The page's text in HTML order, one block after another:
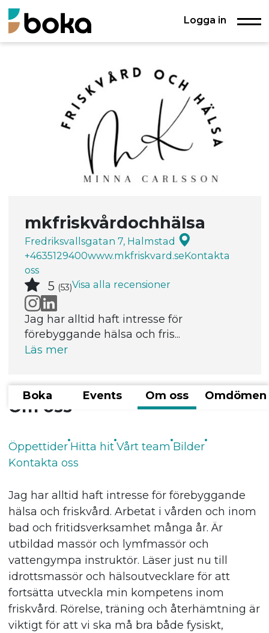
Logga in
mkfriskvårdochhälsa
Fredriksvallsgatan 7, Halmstad
+4635129400www.mkfriskvard.seKontakta
oss
5 (53)Visa alla recensioner
Jag har alltid haft intresse för
förebyggande hälsa och fris...
Läs mer
Boka Events Om oss Omdömen
Om oss
Öppettider Hitta hitVårt team Bilder
Kontakta oss
Jag har alltid haft intresse för förebyggande
hälsa och friskvård. Arbetat i vården och inom
bad och fritidsverksamhet många år. Är
utbildad massör och lymfmassör och
vattengympa instruktör. Läser just nu till
idrottsmassör och hälsoutvecklare för att
fortsätta utveckla min kompetens inom
friskvård. Rörelse, träning och återhämtning är
viktigt för att vi ska må bra både fysiskt,